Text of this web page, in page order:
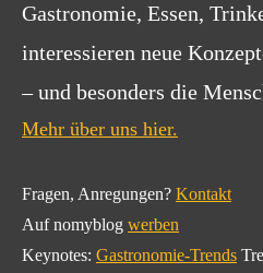
Gastronomie, Essen,
interessieren neue
– und besonders die
Mehr über uns hier.
Fragen, Anregungen? Kontakt
Auf nomyblog werben
Keynotes: Gastronomie-Trends